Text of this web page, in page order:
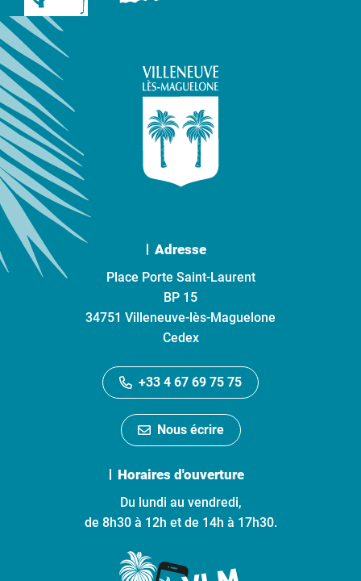
Adresse
Place Porte Saint-Laurent
BP 15
34751 Villeneuve-lès-Maguelone
Cedex
+33 4 67 69 75 75
Nous écrire
Horaires d'ouverture
Du lundi au vendredi,
de 8h30 à 12h et de 14h à 17h30.